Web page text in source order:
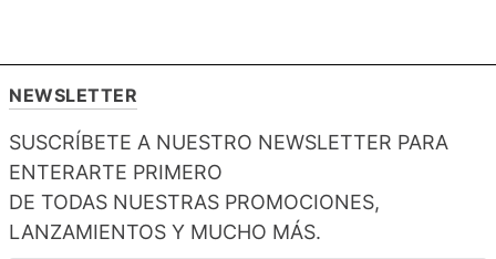
NEWSLETTER
SUSCRÍBETE A NUESTRO NEWSLETTER PARA
ENTERARTE PRIMERO
DE TODAS NUESTRAS PROMOCIONES,
LANZAMIENTOS Y MUCHO MÁS.